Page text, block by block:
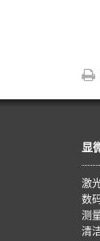
显
激
数
测
清